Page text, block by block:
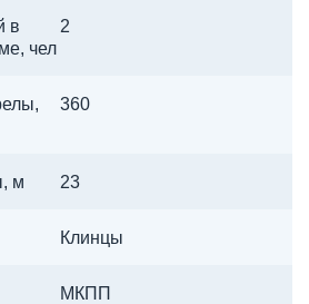
в
чел
2
360
м 23
Клинцы
МКПП